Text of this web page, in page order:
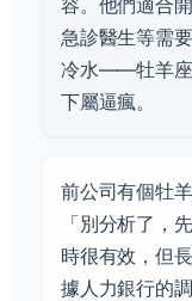
急診醫生等需
冷水——牡羊座
下屬逼瘋。
前公司有個牡
「別分析了，
時很有效，但
據人力銀行的